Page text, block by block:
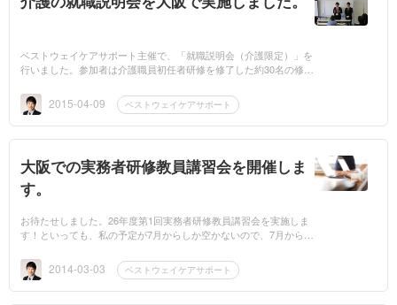
ベストウェイケアサポート主催で、「就職説明会（介護限定）」を
行いました。参加者は介護職員初任者研修を修了した約30名の修了
た...
2015-04-09 ベストウェイケアサポート
大阪での実務者研修教員講習会を開催しま
す。
お待たせしました。26年度第1回実務者研修教員講習会を実施しま
す！といっても、私の予定が7月からしか空かないので、7月からの
れ、ただでさえ...
2014-03-03 ベストウェイケアサポート